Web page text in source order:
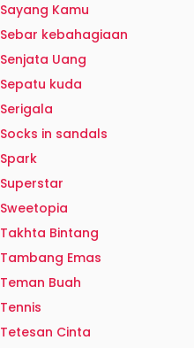
Sayang Kamu
Sebar kebahagiaan
Senjata Uang
Sepatu kuda
Serigala
Socks in sandals
Spark
Superstar
Sweetopia
Takhta Bintang
Tambang Emas
Teman Buah
Tennis
Tetesan Cinta